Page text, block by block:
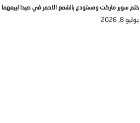
ختم سوبر ماركت ومستودع بالشمع الاحمر في صيدا لبيعهما
يوليو 8, 2026